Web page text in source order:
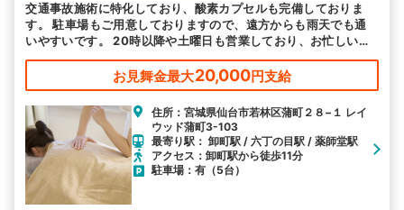
交通事故施術に特化しており、酸素カプセルも完備しておりま
す。 駐車場もご用意しておりますので、遠方からも雨天でも通
いやすいです。 20時以降や土曜日も営業しており、お忙しい方
にも通いやすい環境を整えて、皆様のお越しをお待ちしておりま
お見舞金最大20,000円支給
住所：宮城県仙台市若林区蒲町２８−１ レイ
ウッド蒲町3-103
最寄り駅： 卸町駅 / 六丁の目駅 / 薬師堂駅
アクセス：卸町駅から徒歩11分
駐車場：有（5台）